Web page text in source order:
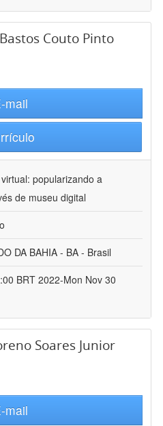
Couto Pinto
mail
popularizando a
de museu digital
DA BAHIA - BA - Brasil
BRT 2022-Mon Nov 30
Soares Junior
mail